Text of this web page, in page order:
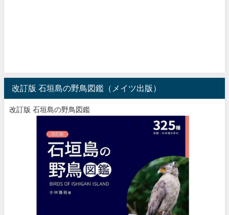
改訂版 石垣島の野鳥図鑑（メイツ出版）
改訂版 石垣島の野鳥図鑑